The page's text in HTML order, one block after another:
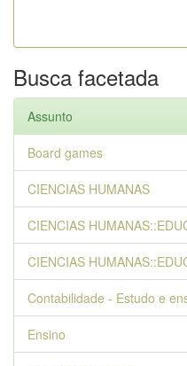
Busca facetada
Assunto
Board games
CIENCIAS HUMANAS
CIENCIAS
CIENCIAS
Contabilidade - Estudo e
Ensino